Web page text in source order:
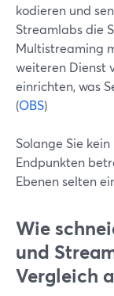
kodieren und
Streamlabs die
Multistreaming
weiteren Dienst
einrichten, was
(OBS)
Solange Sie
Endpunkten
Ebenen selten
Wie
und
Vergleich